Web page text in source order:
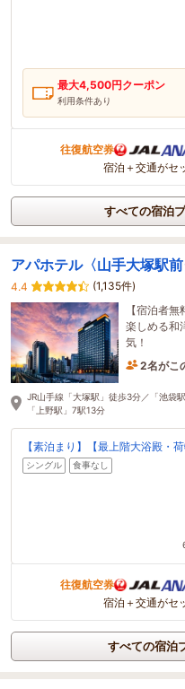
最大4,500円クーポン
利用条件あり
往復航空券
宿泊＋交通がセ
すべての宿泊
アパホテル〈山手大塚駅前
4.4
(1,135件)
【宿泊者
楽しめる和
気！
2名がこ
JR山手線「大塚駅」徒歩3分／「池袋
「上野駅」7駅13分
【素泊まり】【最上階大浴殿・
シングル 食事なし
往復航空券
宿泊＋交通がセ
すべての宿泊